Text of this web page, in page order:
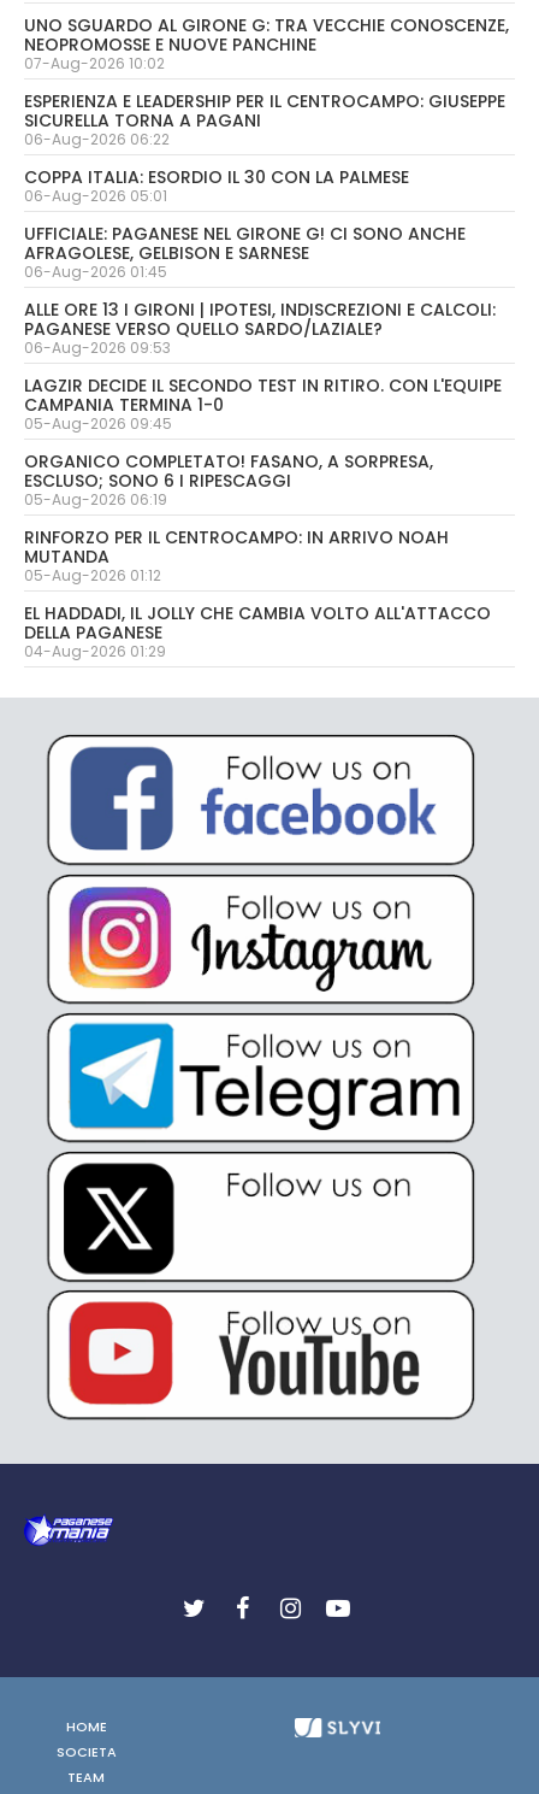
UNO SGUARDO AL GIRONE G: TRA VECCHIE CONOSCENZE,
NEOPROMOSSE E NUOVE PANCHINE
07-Aug-2026 10:02
ESPERIENZA E LEADERSHIP PER IL CENTROCAMPO: GIUSEPPE
SICURELLA TORNA A PAGANI
06-Aug-2026 06:22
COPPA ITALIA: ESORDIO IL 30 CON LA PALMESE
06-Aug-2026 05:01
UFFICIALE: PAGANESE NEL GIRONE G! CI SONO ANCHE
AFRAGOLESE, GELBISON E SARNESE
06-Aug-2026 01:45
ALLE ORE 13 I GIRONI | IPOTESI, INDISCREZIONI E CALCOLI:
PAGANESE VERSO QUELLO SARDO/LAZIALE?
06-Aug-2026 09:53
LAGZIR DECIDE IL SECONDO TEST IN RITIRO. CON L'EQUIPE
CAMPANIA TERMINA 1-0
05-Aug-2026 09:45
ORGANICO COMPLETATO! FASANO, A SORPRESA,
ESCLUSO; SONO 6 I RIPESCAGGI
05-Aug-2026 06:19
RINFORZO PER IL CENTROCAMPO: IN ARRIVO NOAH
MUTANDA
05-Aug-2026 01:12
EL HADDADI, IL JOLLY CHE CAMBIA VOLTO ALL'ATTACCO
DELLA PAGANESE
04-Aug-2026 01:29
HOME
SOCIETA
TEAM